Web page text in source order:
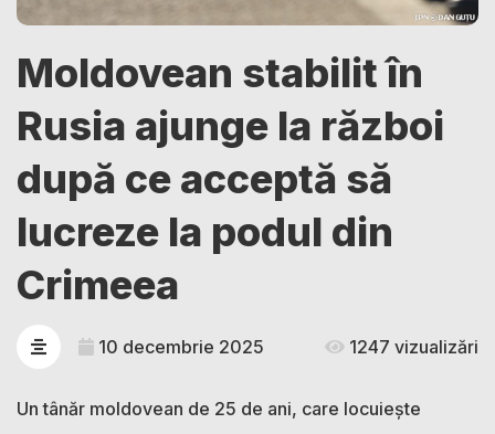
Moldovean stabilit în
Rusia ajunge la război
după ce acceptă să
lucreze la podul din
Crimeea
10 decembrie 2025 1247 vizualizări
Un tânăr moldovean de 25 de ani, care locuiește